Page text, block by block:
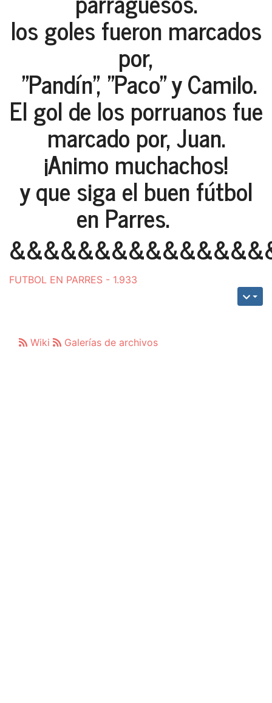
los goles fueron marcados
por,
"Pandín", "Paco" y Camilo.
El gol de los porruanos fue
marcado por, Juan.
¡Animo muchachos!
y que siga el buen fútbol
en Parres.
FUTBOL EN PARRES - 1.933
Wiki Galerías de archivos